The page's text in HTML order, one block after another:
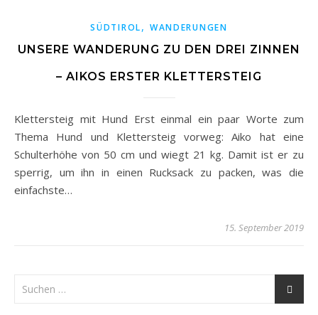
SÜDTIROL, WANDERUNGEN
UNSERE WANDERUNG ZU DEN DREI ZINNEN
– AIKOS ERSTER KLETTERSTEIG
Klettersteig mit Hund Erst einmal ein paar Worte zum
Thema Hund und Klettersteig vorweg: Aiko hat eine
Schulterhöhe von 50 cm und wiegt 21 kg. Damit ist er zu
sperrig, um ihn in einen Rucksack zu packen, was die
einfachste…
15. September 2019